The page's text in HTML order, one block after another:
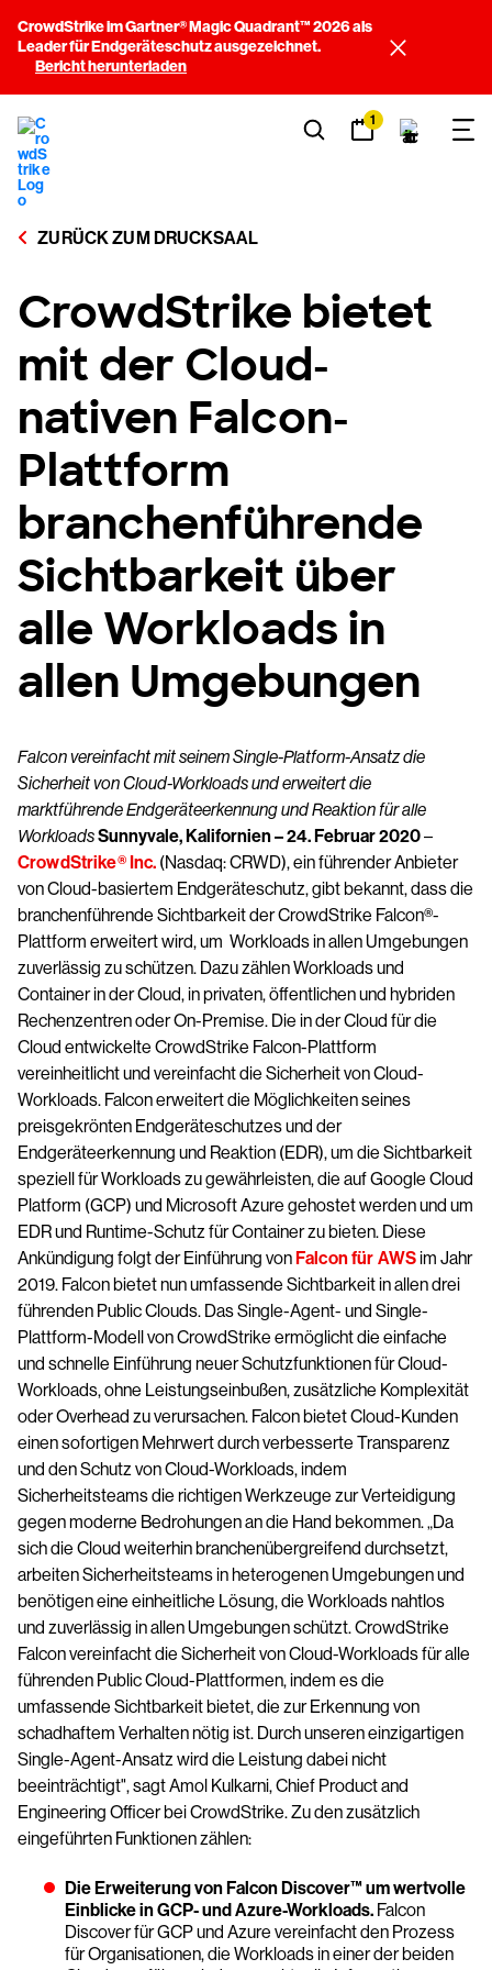
CrowdStrike im Gartner® Magic Quadrant™ 2026 als
Leader für Endgeräteschutz ausgezeichnet.
Bericht herunterladen
1
ZURÜCK ZUM DRUCKSAAL
CrowdStrike bietet
mit der Cloud-
nativen Falcon-
Plattform
branchenführende
Sichtbarkeit über
alle Workloads in
allen Umgebungen
Falcon vereinfacht mit seinem Single-Platform-Ansatz die
Sicherheit von Cloud-Workloads und erweitert die
marktführende Endgeräteerkennung und Reaktion für alle
WorkloadsSunnyvale, Kalifornien – 24. Februar 2020–
CrowdStrike® Inc. (Nasdaq: CRWD), ein führender Anbieter
von Cloud-basiertem Endgeräteschutz, gibt bekannt, dass die
branchenführende Sichtbarkeit der CrowdStrike Falcon®-
Plattform erweitert wird, um Workloads in allen Umgebungen
zuverlässig zu schützen. Dazu zählen Workloads und
Container in der Cloud, in privaten, öffentlichen und hybriden
Rechenzentren oder On-Premise. Die in der Cloud für die
Cloud entwickelte CrowdStrike Falcon-Plattform
vereinheitlicht und vereinfacht die Sicherheit von Cloud-
Workloads. Falcon erweitert die Möglichkeiten seines
preisgekrönten Endgeräteschutzes und der
Endgeräteerkennung und Reaktion (EDR), um die Sichtbarkeit
speziell für Workloads zu gewährleisten, die auf Google Cloud
Platform (GCP) und Microsoft Azure gehostet werden und um
EDR und Runtime-Schutz für Container zu bieten. Diese
Ankündigung folgt der Einführung vonFalcon für AWSim Jahr
2019. Falcon bietet nun umfassende Sichtbarkeit in allen drei
führenden Public Clouds. Das Single-Agent- und Single-
Plattform-Modell von CrowdStrike ermöglicht die einfache
und schnelle Einführung neuer Schutzfunktionen für Cloud-
Workloads, ohne Leistungseinbußen, zusätzliche Komplexität
oder Overhead zu verursachen. Falcon bietet Cloud-Kunden
einen sofortigen Mehrwert durch verbesserte Transparenz
und den Schutz von Cloud-Workloads, indem
Sicherheitsteams die richtigen Werkzeuge zur Verteidigung
gegen moderne Bedrohungen an die Hand bekommen. „Da
sich die Cloud weiterhin branchenübergreifend durchsetzt,
arbeiten Sicherheitsteams in heterogenen Umgebungen und
benötigen eine einheitliche Lösung, die Workloads nahtlos
und zuverlässig in allen Umgebungen schützt. CrowdStrike
Falcon vereinfacht die Sicherheit von Cloud-Workloads für alle
führenden Public Cloud-Plattformen, indem es die
umfassende Sichtbarkeit bietet, die zur Erkennung von
schadhaftem Verhalten nötig ist. Durch unseren einzigartigen
Single-Agent-Ansatz wird die Leistung dabei nicht
beeinträchtigt", sagt Amol Kulkarni, Chief Product and
Engineering Officer bei CrowdStrike. Zu den zusätzlich
eingeführten Funktionen zählen:
Die Erweiterung von Falcon Discover™ um wertvolle
Einblicke in GCP- und Azure-Workloads. Falcon
Discover für GCP und Azure vereinfacht den Prozess
für Organisationen, die Workloads in einer der beiden